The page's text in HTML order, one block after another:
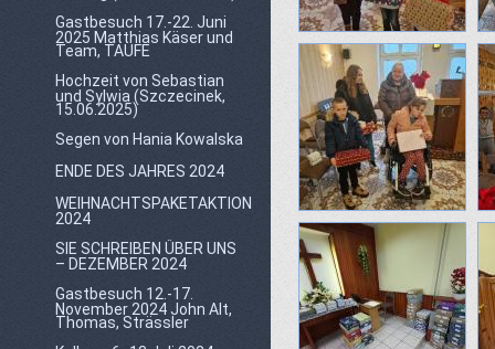
Gastbesuch 17.-22. Juni
2025 Matthias Käser und
Team, TAUFE
Hochzeit von Sebastian
und Sylwia (Szczecinek,
15.06.2025)
Segen von Hania Kowalska
ENDE DES JAHRES 2024
WEIHNACHTSPAKETAKTION
2024
SIE SCHREIBEN ÜBER UNS
– DEZEMBER 2024
Gastbesuch 12.-17.
November 2024 John Alt,
Thomas, Strässler